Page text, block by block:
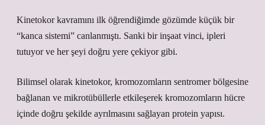
Kinetokor kavramını ilk öğrendiğimde gözümde küçük bir
“kanca sistemi” canlanmıştı. Sanki bir inşaat vinci, ipleri
tutuyor ve her şeyi doğru yere çekiyor gibi.
Bilimsel olarak kinetokor, kromozomların sentromer bölgesine
bağlanan ve mikrotübüllerle etkileşerek kromozomların hücre
içinde doğru şekilde ayrılmasını sağlayan protein yapısı.